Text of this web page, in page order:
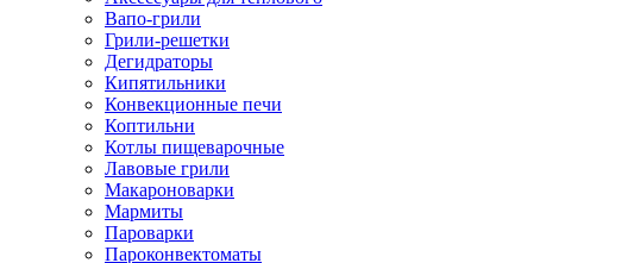
Вапо-грили
Грили-решетки
Дегидраторы
Кипятильники
Конвекционные печи
Коптильни
Котлы пищеварочные
Лавовые грили
Макароноварки
Мармиты
Пароварки
Пароконвектоматы